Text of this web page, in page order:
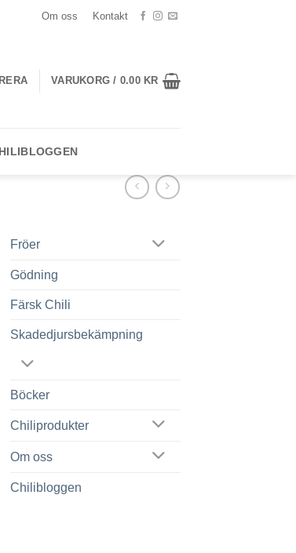
Om oss Kontakt
VARUKORG / 0.00 KR
Fröer
Gödning
Färsk Chili
Skadedjursbekämpning
Böcker
Chiliprodukter
Om oss
Chilibloggen